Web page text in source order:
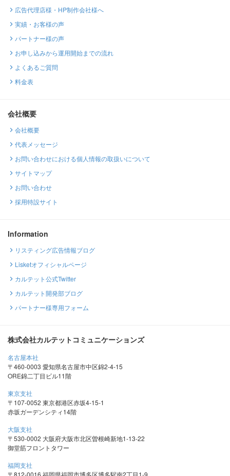
広告代理店様・HP制作会社様へ
実績・お客様の声
パートナー様の声
お申し込みから運用開始までの流れ
よくあるご質問
料金表
会社概要
会社概要
代表メッセージ
お問い合わせにおける個人情報の取扱いについて
サイトマップ
お問い合わせ
採用特設サイト
Information
リスティング広告情報ブログ
Lisketオフィシャルページ
カルテット公式Twitter
カルテット開発部ブログ
パートナー様専用フォーム
株式会社カルテットコミュニケーションズ
名古屋本社
〒460-0003 愛知県名古屋市中区錦2-4-15
ORE錦二丁目ビル11階
東京支社
〒107-0052 東京都港区赤坂4-15-1
赤坂ガーデンシティ14階
大阪支社
〒530-0002 大阪府大阪市北区曽根崎新地1-13-22
御堂筋フロントタワー
福岡支社
〒812-0016 福岡県福岡市博多区博多駅南2丁目1-9